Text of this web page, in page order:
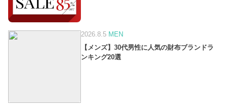
2026.8.5 MEN
【メンズ】30代男性に人気の財布ブランドラ
ンキング20選